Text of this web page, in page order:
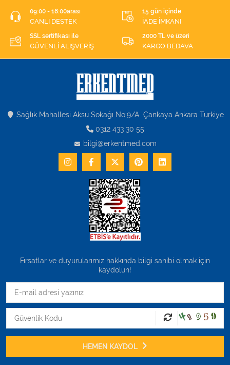
09:00 - 18:00arası
CANLI DESTEK
15 gün içinde
İADE İMKANI
SSL sertifikası ile
GÜVENLİ ALIŞVERİŞ
2000 TL ve üzeri
KARGO BEDAVA
Sağlık Mahallesi Aksu Sokağı No:9/A Çankaya Ankara Turkiye
0312 433 30 55
bilgi@erkentmed.com
Fırsatlar ve duyurularımız hakkında bilgi sahibi olmak için
kaydolun!
HEMEN KAYDOL